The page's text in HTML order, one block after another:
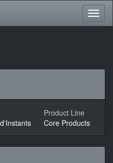
Product Line
Core Products